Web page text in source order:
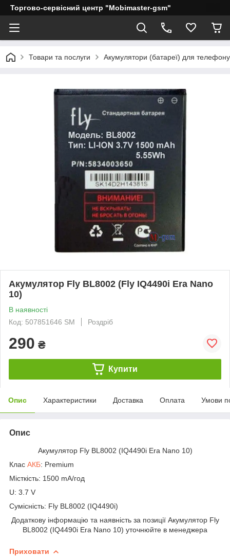
Торгово-сервісний центр "Mobimaster-gsm"
Товари та послуги Акумулятори (батареї) для телефону
Акумулятор Fly BL8002 (Fly IQ4490i Era Nano
10)
В наявності
Код: 507851646 SM
Роздріб
290 ₴
Купити
Опис Характеристики Доставка Оплата Умови
Опис
Акумулятор Fly BL8002 (IQ4490i Era Nano 10)
Клас АКБ: Premium
Місткість: 1500 mA/год
U: 3.7 V
Сумісність: Fly BL8002 (IQ4490i)
Додаткову інформацію та наявність за позиції Акумулятор Fly
BL8002 (IQ4490i Era Nano 10) уточнюйте в менеджера
Приховати